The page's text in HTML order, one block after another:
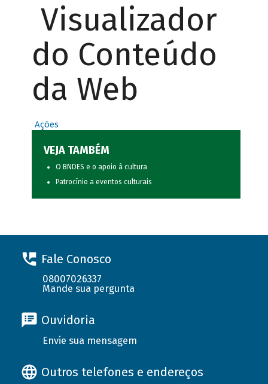
Visualizador
do Conteúdo
da Web
Ações
VEJA TAMBÉM
O BNDES e o apoio à cultura
Patrocínio a eventos culturais
Fale Conosco
08007026337
Mande sua pergunta
Ouvidoria
Envie sua mensagem
Outros telefones e endereços